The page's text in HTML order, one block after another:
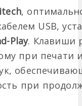
,
USB,
Play. Клавиши
при печати
при